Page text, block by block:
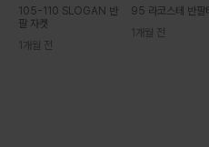
105-110 SLOGAN 반
팔 자켓
1개월 전
95 라코스테 반팔티
1개월 전